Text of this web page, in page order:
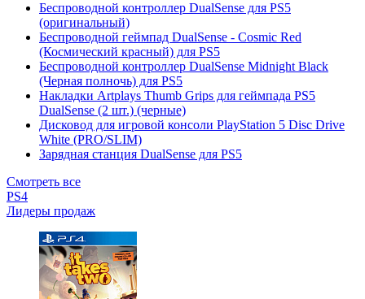
Беспроводной контроллер DualSense для PS5
(оригинальный)
Беспроводной геймпад DualSense - Cosmic Red
(Космический красный) для PS5
Беспроводной контроллер DualSense Midnight Black
(Черная полночь) для PS5
Накладки Artplays Thumb Grips для геймпада PS5
DualSense (2 шт.) (черные)
Дисковод для игровой консоли PlayStation 5 Disc Drive
White (PRO/SLIM)
Зарядная станция DualSense для PS5
Смотреть все
PS4
Лидеры продаж